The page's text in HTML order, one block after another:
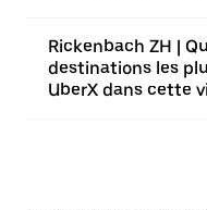
Rickenbach ZH |
destinations les
UberX dans cette